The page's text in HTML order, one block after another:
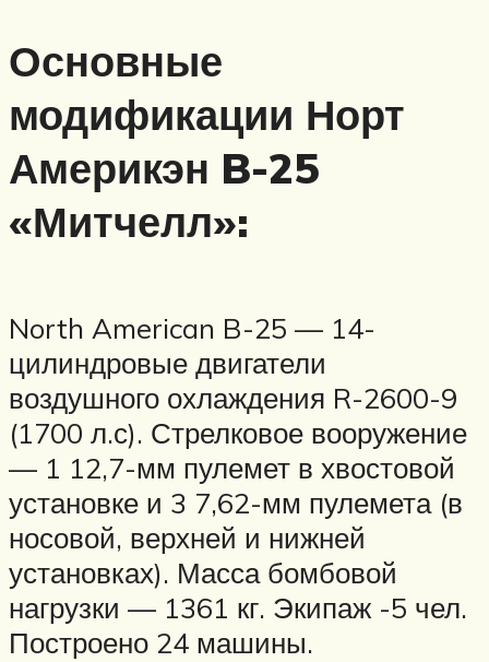
Основные
модификации Норт
Америкэн B-25
«Митчелл»:
North American B-25 — 14-
цилиндровые двигатели
воздушного охлаждения R-2600-9
(1700 л.с). Стрелковое вооружение
— 1 12,7-мм пулемет в хвостовой
установке и 3 7,62-мм пулемета (в
носовой, верхней и нижней
установках). Масса бомбовой
нагрузки — 1361 кг. Экипаж -5 чел.
Построено 24 машины.